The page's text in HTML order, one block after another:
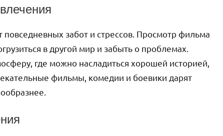
повседневных забот и стрессов. Просмотр фильма
в другой мир и забыть о проблемах.
где можно насладиться хорошей историей,
фильмы, комедии и боевики дарят